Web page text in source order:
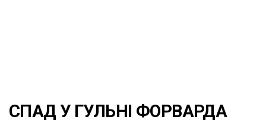
СПАД У ГУЛЬНІ ФОРВАРДА